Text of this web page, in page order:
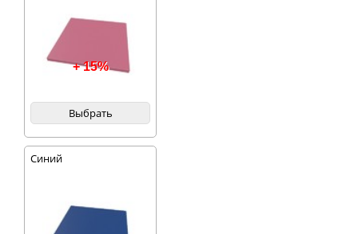
+ 15%
Выбрать
Синий